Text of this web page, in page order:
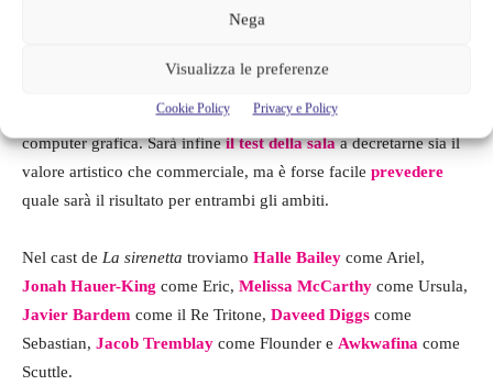
Nega
Visualizza le preferenze
Cookie Policy Privacy e Policy
fino alle sopra citate critiche riguardo la scarsa efficacia della
computer grafica. Sarà infineil test della salaa decretarne sia il
valore artistico che commerciale, ma è forse facile prevedere
quale sarà il risultato per entrambi gli ambiti.
Nel cast de La sirenetta troviamo Halle Bailey come Ariel,
Jonah Hauer-King come Eric, Melissa McCarthy come Ursula,
Javier Bardem come il Re Tritone, Daveed Diggs come
Sebastian, Jacob Tremblay come Flounder e Awkwafina come
Scuttle.